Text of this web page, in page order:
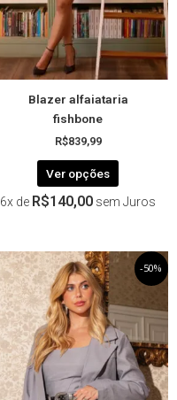
Blazer alfaiataria
fishbone
R$839,99
Ver opções
escolhidas
na
página
do
produto
6x de R$140,00 sem Juros
-50%
O
preço
original
era:
R$559,99.
O
preço
atual
R$279,99.
Este
produto
várias
variantes.
As
opções
podem